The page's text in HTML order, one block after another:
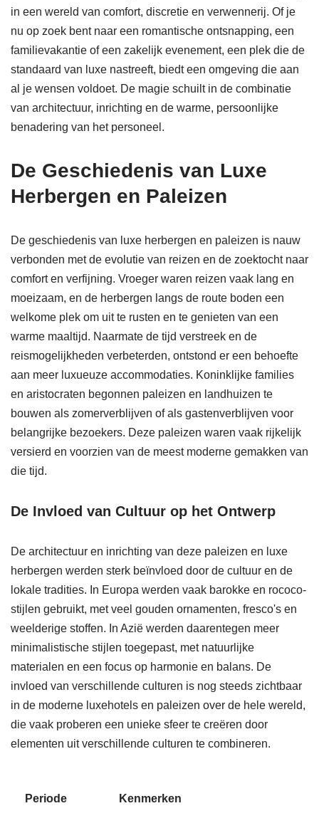
in een wereld van comfort, discretie en verwennerij. Of je
nu op zoek bent naar een romantische ontsnapping, een
familievakantie of een zakelijk evenement, een plek die de
standaard van luxe nastreeft, biedt een omgeving die aan
al je wensen voldoet. De magie schuilt in de combinatie
van architectuur, inrichting en de warme, persoonlijke
benadering van het personeel.
De Geschiedenis van Luxe
Herbergen en Paleizen
De geschiedenis van luxe herbergen en paleizen is nauw
verbonden met de evolutie van reizen en de zoektocht naar
comfort en verfijning. Vroeger waren reizen vaak lang en
moeizaam, en de herbergen langs de route boden een
welkome plek om uit te rusten en te genieten van een
warme maaltijd. Naarmate de tijd verstreek en de
reismogelijkheden verbeterden, ontstond er een behoefte
aan meer luxueuze accommodaties. Koninklijke families
en aristocraten begonnen paleizen en landhuizen te
bouwen als zomerverblijven of als gastenverblijven voor
belangrijke bezoekers. Deze paleizen waren vaak rijkelijk
versierd en voorzien van de meest moderne gemakken van
die tijd.
De Invloed van Cultuur op het Ontwerp
De architectuur en inrichting van deze paleizen en luxe
herbergen werden sterk beïnvloed door de cultuur en de
lokale tradities. In Europa werden vaak barokke en rococo-
stijlen gebruikt, met veel gouden ornamenten, fresco's en
weelderige stoffen. In Azië werden daarentegen meer
minimalistische stijlen toegepast, met natuurlijke
materialen en een focus op harmonie en balans. De
invloed van verschillende culturen is nog steeds zichtbaar
in de moderne luxehotels en paleizen over de hele wereld,
die vaak proberen een unieke sfeer te creëren door
elementen uit verschillende culturen te combineren.
Periode Kenmerken